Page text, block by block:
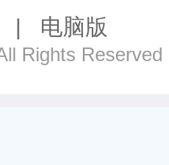
| 电脑版
Rights Reserved